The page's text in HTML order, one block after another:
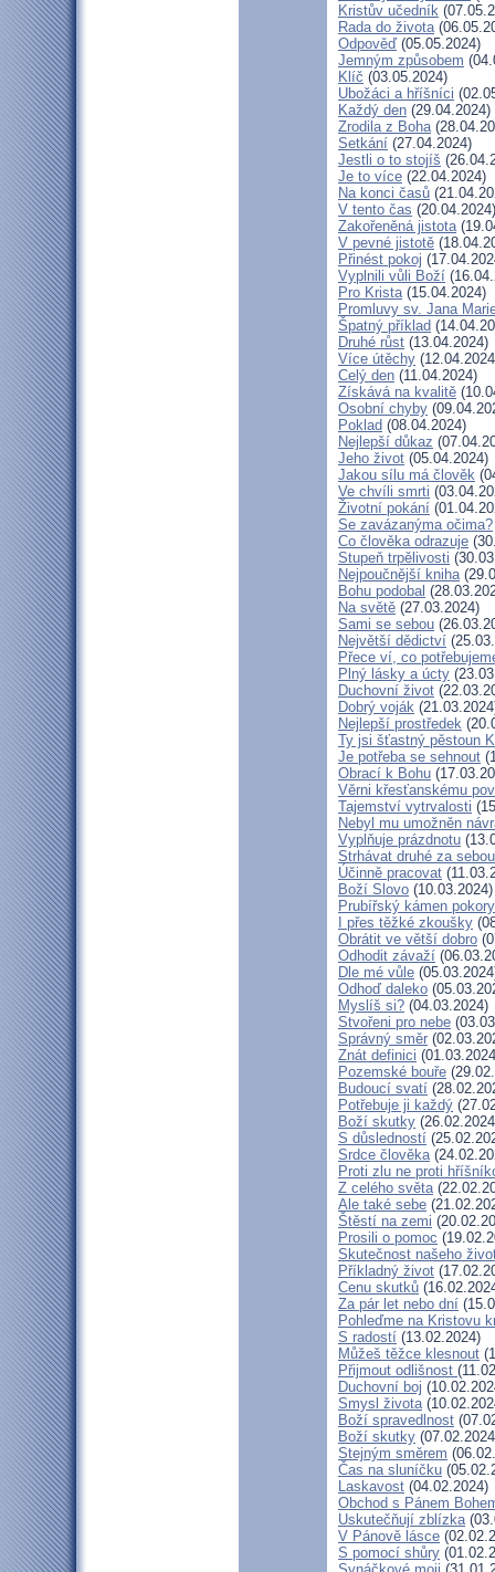
Kristův učedník
Rada do života
Odpověď (05.05.2024)
Jemným způsobem
Klíč (03.05.2024)
Ubožáci a hříšníci
Každý den (29.04.2024)
Zrodila z Boha
Setkání (27.04.2024)
Jestli o to stojíš
Je to více (22.04.2024)
Na konci časů
V tento čas (20.04.2024)
Zakořeněná jistota
V pevné jistotě
Přinést pokoj
Vyplnili vůli Boží
Pro Krista(15.04.2024)
Promluvy sv. Jana
Špatný příklad
Druhé růst (13.04.2024)
Více útěchy
Celý den (11.04.2024)
Získává na kvalitě
Osobní chyby
Poklad (08.04.2024)
Nejlepší důkaz
Jeho život (05.04.2024)
Jakou sílu má člověk
Ve chvíli smrti
Životní pokání
Se zavázanýma očima?
Co člověka odrazuje
Stupeň trpělivosti
Nejpoučnější kniha
Bohu podobal
Na světě (27.03.2024)
Sami se sebou
Největší dědictví
Přece ví, co
Plný lásky a úcty
Duchovní život
Dobrý voják
Nejlepší prostředek
Ty jsi šťastný pěstoun
Je potřeba se sehnout
Obrací k Bohu
Věrni křesťanskému
Tajemství vytrvalosti
Nebyl mu umožněn
Vyplňuje prázdnotu
Strhávat druhé za sebou
Účinně pracovat
Boží Slovo (10.03.2024)
Prubířský kámen pokory
I přes těžké zkoušky
Obrátit ve větší dobro
Odhodit závaží
Dle mé vůle
Odhoď daleko
Myslíš si? (04.03.2024)
Stvořeni pro nebe
Správný směr
Znát definici
Pozemské bouře
Budoucí svatí
Potřebuje ji každý
Boží skutky
S důsledností
Srdce člověka
Proti zlu ne proti
Z celého světa
Ale také sebe
Štěstí na zemi
Prosili o pomoc
Skutečnost našeho
Příkladný život
Cenu skutků
Za pár let nebo dní
Pohleďme na Kristovu
S radostí (13.02.2024)
Můžeš těžce klesnout
Přijmout odlišnost
Duchovní boj
Smysl života
Boží spravedlnost
Boží skutky
Stejným směrem
Čas na sluníčku
Laskavost (04.02.2024)
Obchod s Pánem
Uskutečňují zblízka
V Pánově lásce
S pomocí shůry